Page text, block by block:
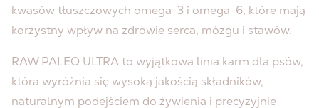
kwasów tłuszczowych omega-3 i omega-6, które mają
korzystny wpływ na zdrowie serca, mózgu i stawów.
RAW PALEO ULTRA to wyjątkowa linia karm dla psów,
która wyróżnia się wysoką jakością składników,
naturalnym podejściem do żywienia i precyzyjnie